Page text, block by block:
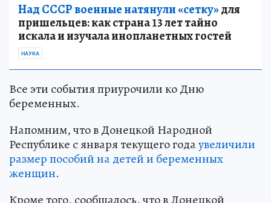
Над СССР военные натянули «сетку»для
пришельцев: как страна 13 лет тайно
искала и изучала инопланетных гостей
НАУКА
Все эти события приурочили ко Дню
беременных.
Напомним, что в Донецкой Народной
Республике с января текущего годаувеличили
размер пособий на детей и беременных
женщин.
Кроме того, сообщалось, что в Донецкой